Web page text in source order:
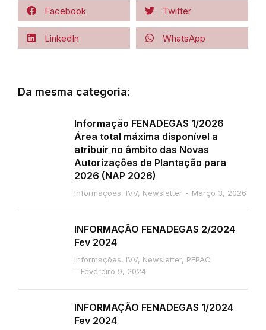
Facebook Twitter
LinkedIn WhatsApp
Da mesma categoria:
Informação FENADEGAS 1/2026
Área total máxima disponível a
atribuir no âmbito das Novas
Autorizações de Plantação para
2026 (NAP 2026)
Informações, IVV, Newsletter Março 3, 2026
INFORMAÇÃO FENADEGAS 2/2024
Fev 2024
Informações, IVV, Newsletter, PEPAC
Fevereiro 9, 2024
INFORMAÇÃO FENADEGAS 1/2024
Fev 2024